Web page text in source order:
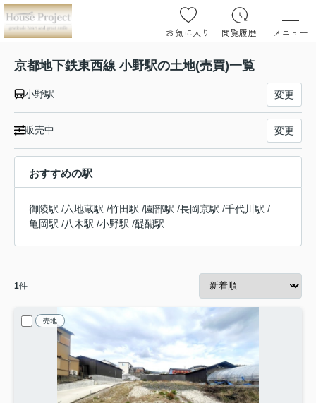
お気に入り 閲覧履歴 メニュー
京都地下鉄東西線 小野駅の土地(売買)一覧
小野駅 変更
販売中 変更
おすすめの駅
御陵駅 /六地蔵駅 /竹田駅 /園部駅 /長岡京駅 /千代川駅 /
亀岡駅 /八木駅 /小野駅 /醍醐駅
1件
売地